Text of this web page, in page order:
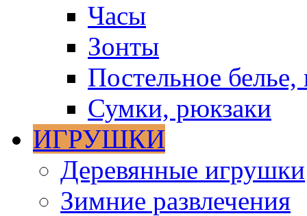
Часы
Зонты
Постельное белье,
Сумки, рюкзаки
ИГРУШКИ
Деревянные игрушки
Зимние развлечения